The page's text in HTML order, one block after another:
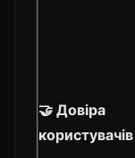
🤝 Довіра
користувачів